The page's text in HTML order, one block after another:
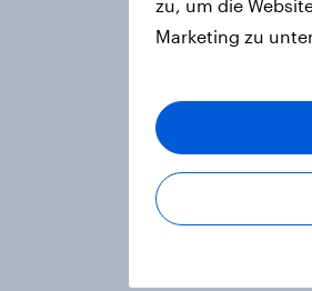
zu, um die
Marketing zu